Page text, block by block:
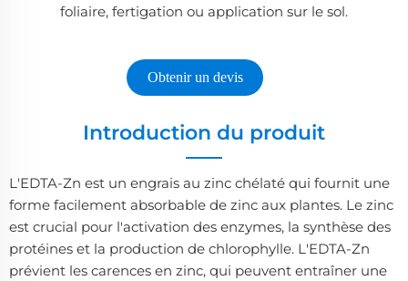
foliaire, fertigation ou application sur le sol.
Obtenir un devis
Introduction du produit
L'EDTA-Zn est un engrais au zinc chélaté qui fournit une
forme facilement absorbable de zinc aux plantes. Le zinc
est crucial pour l'activation des enzymes, la synthèse des
protéines et la production de chlorophylle. L'EDTA-Zn
prévient les carences en zinc, qui peuvent entraîner une